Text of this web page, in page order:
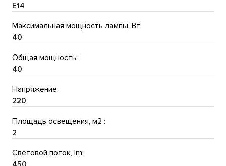
E14
Максимальная мощность лампы, Вт:
40
Общая мощность:
40
Напряжение:
220
Площадь освещения, м2 :
2
Световой поток, lm: